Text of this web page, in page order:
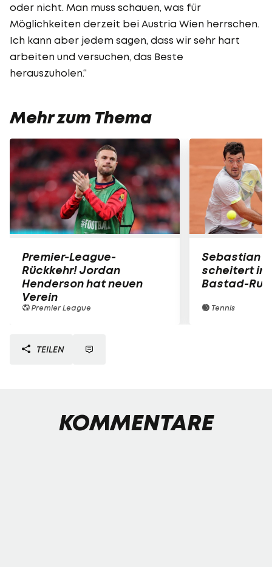
oder nicht. Man muss schauen, was für
Möglichkeiten derzeit bei Austria Wien herrschen.
Ich kann aber jedem sagen, dass wir sehr hart
arbeiten und versuchen, das Beste
herauszuholen.“
Mehr zum Thema
Premier-League-
Rückkehr! Jordan
Henderson hat neuen
Verein
Premier League
Sebastian
scheitert in
Bastad-
Tennis
TEILEN
KOMMENTARE